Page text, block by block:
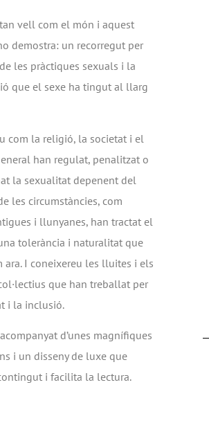
vell com el món i aquest
demostra: un recorregut per
les pràctiques sexuals i la
que el sexe ha tingut al llarg
com la religió, la societat i el
han regulat, penalitzat o
la sexualitat depenent del
les circumstàncies, com
i llunyanes, han tractat el
tolerància i naturalitat que
ara. I coneixereu les lluites i els
que han treballat per
i la inclusió.
d’unes magnífiques
i un disseny de luxe que
i facilita la lectura.